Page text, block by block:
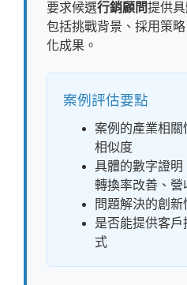
要求候選行銷顧問提供具
包括挑戰背景、採用策
化成果。
案例評估要點
案例的產業相關
相似度
具體的數字證明
轉換率改善、營
問題解決的創
是否能提供客戶
式